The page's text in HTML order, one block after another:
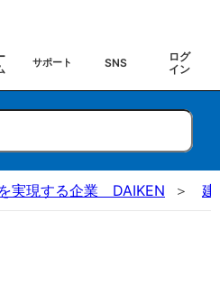
サポート SNS
ログ
イン
実現する企業 DAIKEN 建